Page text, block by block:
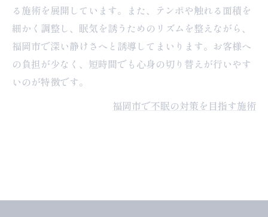
る施術を展開しています。また、テンポや触れる面積を
細かく調整し、眠気を誘うためのリズムを整えながら、
福岡市で深い静けさへと誘導してまいります。お客様へ
の負担が少なく、短時間でも心身の切り替えが行いやす
いのが特徴です。
福岡市で不眠の対策を目指す施術